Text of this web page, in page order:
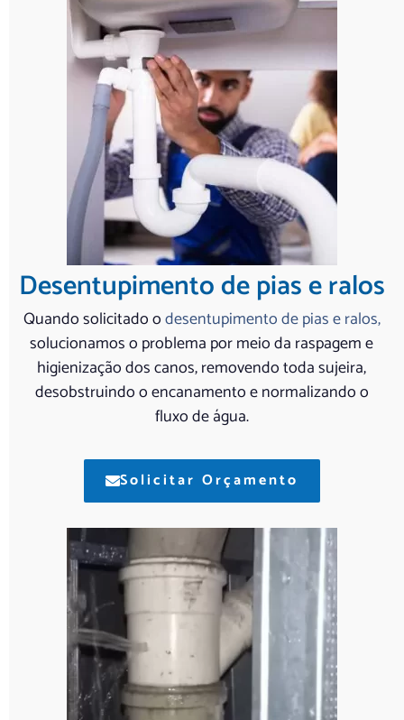
Desentupimento de pias e ralos
Quando solicitado odesentupimento de pias e ralos,
solucionamos o problema por meio da raspagem e
higienização dos canos, removendo toda sujeira,
desobstruindo o encanamento e normalizando o
fluxo de água.
Solicitar Orçamento